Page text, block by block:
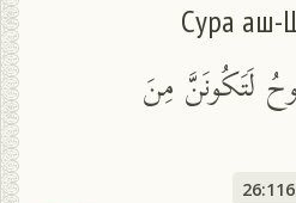
Сура аш-
لَتَكُونَنَّ مِنَ
26:116